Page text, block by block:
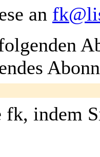
an
fk, indem